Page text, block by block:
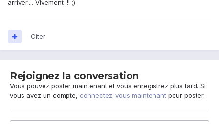
arriver.... Vivement !!! ;)
Citer
Rejoignez la conversation
Vous pouvez poster maintenant et vous enregistrez plus tard. Si
vous avez un compte, connectez-vous maintenant pour poster.